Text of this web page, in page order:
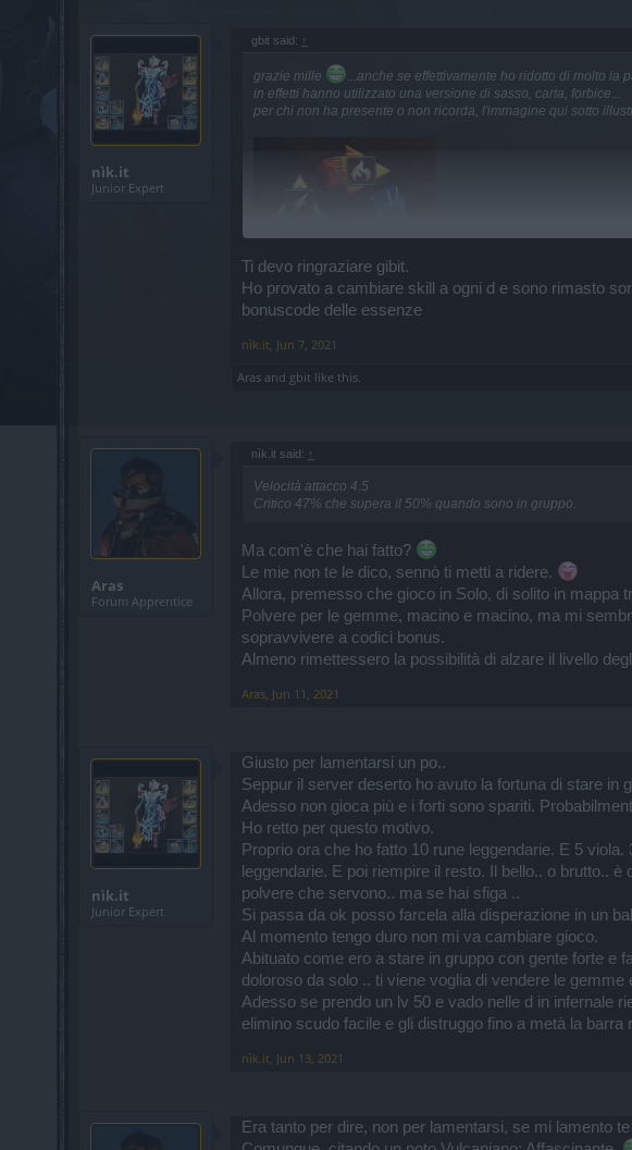
nìk.it
Junior Expert
gbit said: ↑
grazie mille
...anche se effettivamente ho ridotto di molto la
in effetti hanno utilizzato una versione di sasso, carta, forbice...
per chi non ha presente o non ricorda, l'immagine qui sotto
p.s.@Elendel80finalmente ho trovato l'immagine in una
Ti devo ringraziare gibit.
Ho provato a cambiare skill a ogni d e sono rimasto
bonuscode delle essenze
nìk.it Jun 7, 2021
Aras and gbit like this.
Aras
Forum Apprentice
nìk.it said: ↑
Velocità attacco 4.5
Critico 47% che supera il 50% quando sono in gruppo.
Ma com'è che hai fatto?
Le mie non te le dico, sennò ti metti a ridere.
Allora, premesso che gioco in Solo, di solito in mappa
Polvere per le gemme, macino e macino, ma mi
sopravvivere a codici bonus.
Almeno rimettessero la possibilità di alzare il livello
Aras, Jun 11, 2021
nìk.it
Junior Expert
Giusto per lamentarsi un po..
Seppur il server deserto ho avuto la fortuna di stare in
Adesso non gioca più e i forti sono spariti.
Ho retto per questo motivo.
Proprio ora che ho fatto 10 rune leggendarie. E 5
leggendarie. E poi riempire il resto. Il bello.. o brutto..
polvere che servono.. ma se hai sfiga ..
Si passa da ok posso farcela alla disperazione in un
Al momento tengo duro non mi va cambiare gioco.
Abituato come ero a stare in gruppo con gente forte e
doloroso da solo .. ti viene voglia di vendere le
Adesso se prendo un lv 50 e vado nelle d in infernale
elimino scudo facile e gli distruggo fino a metà la
nìk.it, Jun 13, 2021
Era tanto per dire, non per lamentarsi, se mi lamento